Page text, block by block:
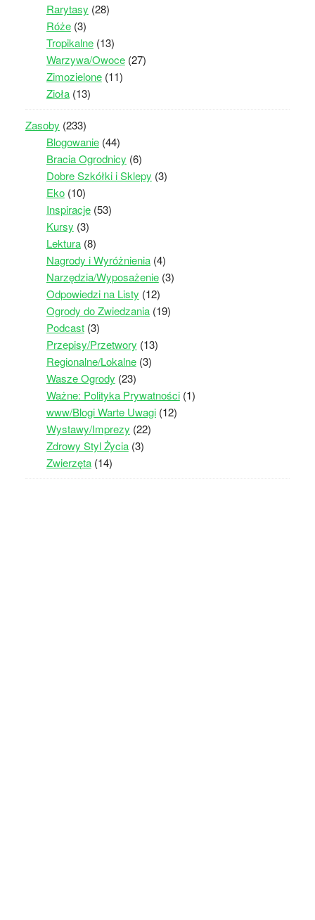
Rarytasy (28)
Róże(3)
Tropikalne(13)
Warzywa/Owoce(27)
Zimozielone(11)
Zioła(13)
Zasoby (233)
Blogowanie(44)
Bracia Ogrodnicy (6)
Dobre Szkółki i Sklepy (3)
Eko(10)
Inspiracje(53)
Kursy (3)
Lektura(8)
Nagrody i Wyróżnienia(4)
Narzędzia/Wyposażenie(3)
Odpowiedzi na Listy (12)
Ogrody do Zwiedzania(19)
Podcast(3)
Przepisy/Przetwory (13)
Regionalne/Lokalne(3)
Wasze Ogrody (23)
Ważne: Polityka Prywatności(1)
www/Blogi Warte Uwagi(12)
Wystawy/Imprezy (22)
Zdrowy Styl Życia(3)
Zwierzęta(14)